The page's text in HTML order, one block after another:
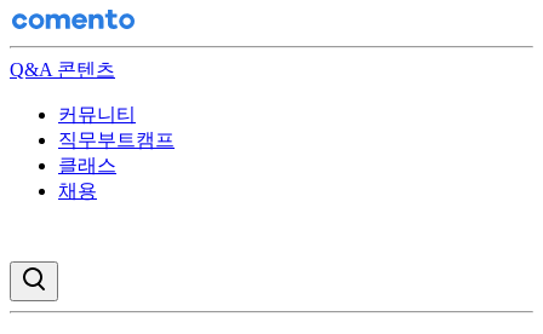
Q&A 콘텐츠
커뮤니티
직무부트캠프
클래스
채용